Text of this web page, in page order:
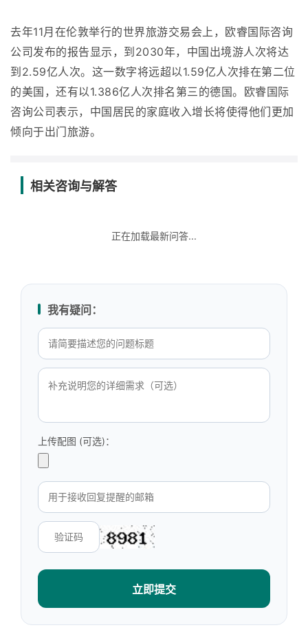
去年11月在伦敦举行的世界旅游交易会上，欧睿国际咨询
公司发布的报告显示，到2030年，中国出境游人次将达
到2.59亿人次。这一数字将远超以1.59亿人次排在第二位
的美国，还有以1.386亿人次排名第三的德国。欧睿国际
咨询公司表示，中国居民的家庭收入增长将使得他们更加
倾向于出门旅游。
相关咨询与解答
正在加载最新问答...
我有疑问：
上传配图 (可选)：
立即提交